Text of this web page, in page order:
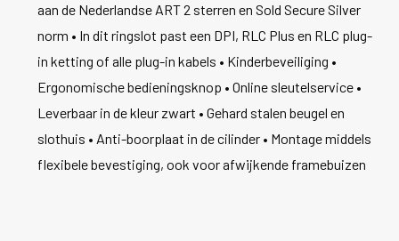
aan de Nederlandse ART 2 sterren en Sold Secure Silver
norm • In dit ringslot past een DPI, RLC Plus en RLC plug-
in ketting of alle plug-in kabels • Kinderbeveiliging •
Ergonomische bedieningsknop • Online sleutelservice •
Leverbaar in de kleur zwart • Gehard stalen beugel en
slothuis • Anti-boorplaat in de cilinder • Montage middels
flexibele bevestiging, ook voor afwijkende framebuizen